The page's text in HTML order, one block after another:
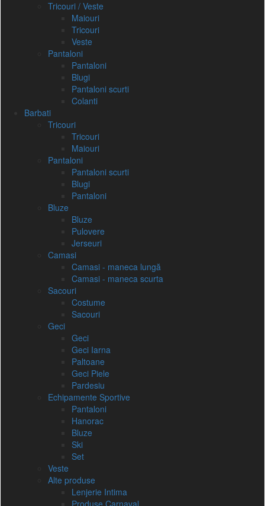
Tricouri / Veste
Maiouri
Tricouri
Veste
Pantaloni
Pantaloni
Blugi
Pantaloni scurti
Colanti
Barbati
Tricouri
Tricouri
Maiouri
Pantaloni
Pantaloni scurti
Blugi
Pantaloni
Bluze
Bluze
Pulovere
Jerseuri
Camasi
Camasi - maneca lungă
Camasi - maneca scurta
Sacouri
Costume
Sacouri
Geci
Geci
Geci Iarna
Paltoane
Geci Piele
Pardesiu
Echipamente Sportive
Pantaloni
Hanorac
Bluze
Ski
Set
Veste
Alte produse
Lenjerie Intima
Produse Carnaval